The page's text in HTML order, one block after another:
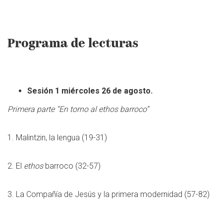
Programa de lecturas
Sesión 1 miércoles 26 de agosto.
Primera parte “En torno al ethos barroco”
1. Malintzin, la lengua (19-31)
2. El ethosbarroco (32-57)
3. La Compañía de Jesús y la primera modernidad (57-82)